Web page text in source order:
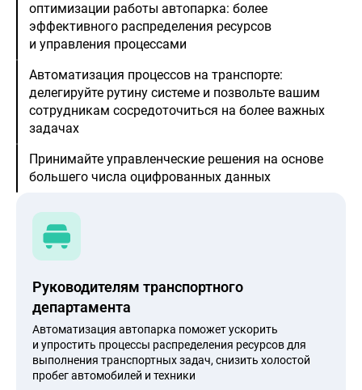
оптимизации работы автопарка: более
эффективного распределения ресурсов
и управления процессами
Автоматизация процессов на транспорте:
делегируйте рутину системе и позвольте вашим
сотрудникам сосредоточиться на более важных
задачах
Принимайте управленческие решения на основе
большего числа оцифрованных данных
Руководителям транспортного
департамента
Автоматизация автопарка поможет ускорить
и упростить процессы распределения ресурсов для
выполнения транспортных задач, снизить холостой
пробег автомобилей и техники